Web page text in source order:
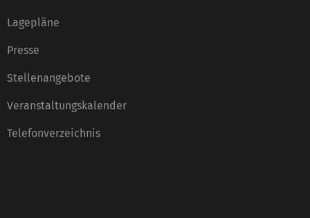
Lagepläne
Presse
Stellenangebote
Veranstaltungskalender
Telefonverzeichnis